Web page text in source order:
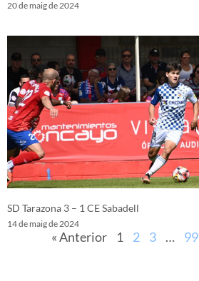
20 de maig de 2024
SD Tarazona 3 – 1 CE Sabadell
14 de maig de 2024
« Anterior 1 2 3 … 99